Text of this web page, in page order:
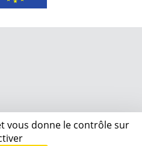
vous donne le contrôle sur